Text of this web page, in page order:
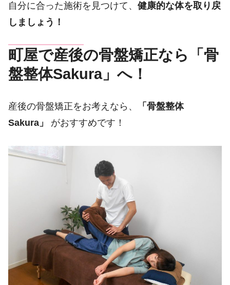
自分に合った施術を見つけて、 健康的な体を取り戻
しましょう！
町屋で産後の骨盤矯正なら「骨
盤整体Sakura」へ！
産後の骨盤矯正をお考えなら、
「骨盤整体
Sakura」
がおすすめです！